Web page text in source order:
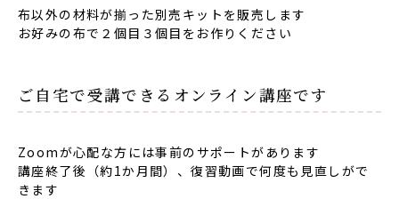
布以外の材料が揃った別売キットを販売します
お好みの布で２個目３個目をお作りください
ご自宅で受講できるオンライン講座です
Zoomが心配な方には事前のサポートがあります
講座終了後（約1か月間）、復習動画で何度も見直しがで
きます